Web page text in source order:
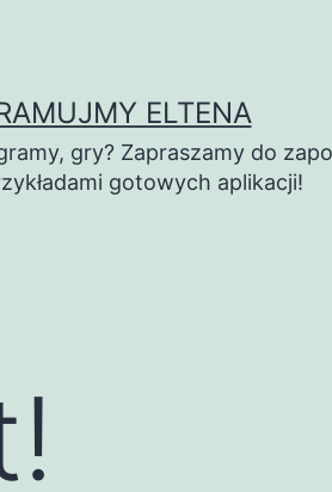
ELTENA
gry? Zapraszamy do
gotowych aplikacji!